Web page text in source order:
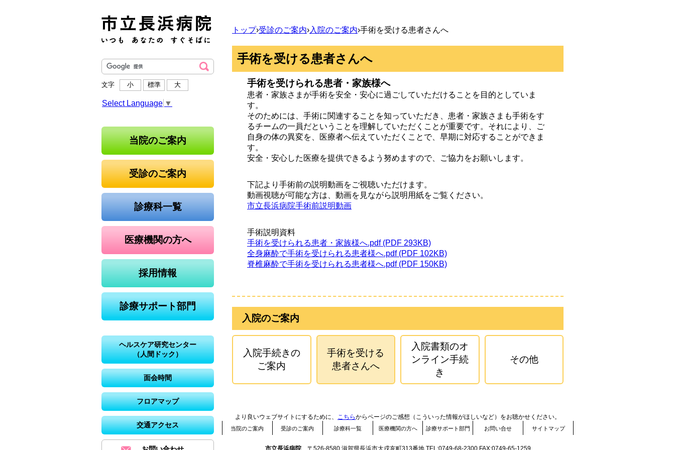
文字 小 標準 大
Select Language ▼
当院のご案内
受診のご案内
診療科一覧
医療機関の方へ
採用情報
診療サポート部門
ヘルスケア研究センター
（人間ドック）
面会時間
フロアマップ
交通アクセス
トップ›受診のご案内›入院のご案内›手術を受ける患者さんへ
手術を受ける患者さんへ
手術を受けられる患者・家族様へ
患者・家族さまが手術を安全・安心に過ごしていただけることを目的としていま
す。
そのためには、手術に関連することを知っていただき、患者・家族さまも手術をす
るチームの一員だということを理解していただくことが重要です。それにより、ご
自身の体の異変を、医療者へ伝えていただくことで、早期に対応することができま
す。
安全・安心した医療を提供できるよう努めますので、ご協力をお願いします。
下記より手術前の説明動画をご視聴いただけます。
動画視聴が可能な方は、動画を見ながら説明用紙をご覧ください。
市立長浜病院手術前説明動画
手術説明資料
手術を受けられる患者・家族様へ.pdf (PDF 293KB)
全身麻酔で手術を受けられる患者様へ.pdf (PDF 102KB)
脊椎麻酔で手術を受けられる患者様へ.pdf (PDF 150KB)
入院のご案内
入院手続きの
ご案内
手術を受ける
患者さんへ
入院書類のオ
ンライン手続
き
その他
より良いウェブサイトにするために、 こちらからページのご感想（こういった情報がほしいなど）をお聴かせください。
当院のご案内
受診のご案内 診療科一覧 医療機関の方へ 診療サポート部門 お問い合せ サイトマップ
市立長浜病院 〒526-8580 滋賀県長浜市大戌亥町313番地 TEL:0749-68-2300 FAX:0749-65-1259